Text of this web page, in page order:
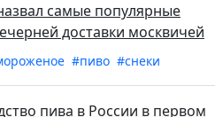
самые популярные
доставки москвичей
#пиво #снеки
пива в России в первом